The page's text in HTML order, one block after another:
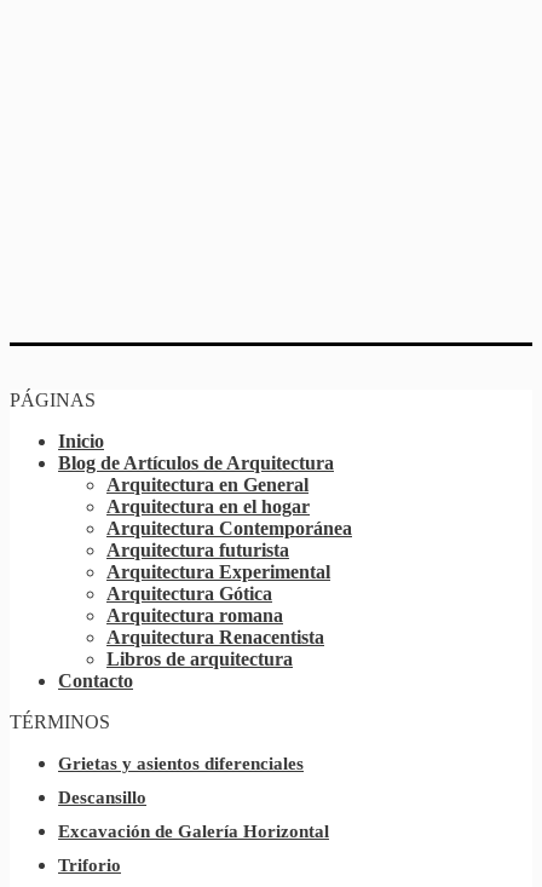
PÁGINAS
Inicio
Blog de Artículos de Arquitectura
Arquitectura en General
Arquitectura en el hogar
Arquitectura Contemporánea
Arquitectura futurista
Arquitectura Experimental
Arquitectura Gótica
Arquitectura romana
Arquitectura Renacentista
Libros de arquitectura
Contacto
TÉRMINOS
Grietas y asientos diferenciales
Descansillo
Excavación de Galería Horizontal
Triforio